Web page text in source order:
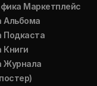
Маркетплейс
Альбома
Подкаста
Книги
Журнала